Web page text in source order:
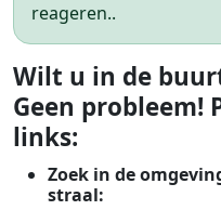
reageren..
Wilt u in de
Geen probleem!
links:
Zoek in de
straal: